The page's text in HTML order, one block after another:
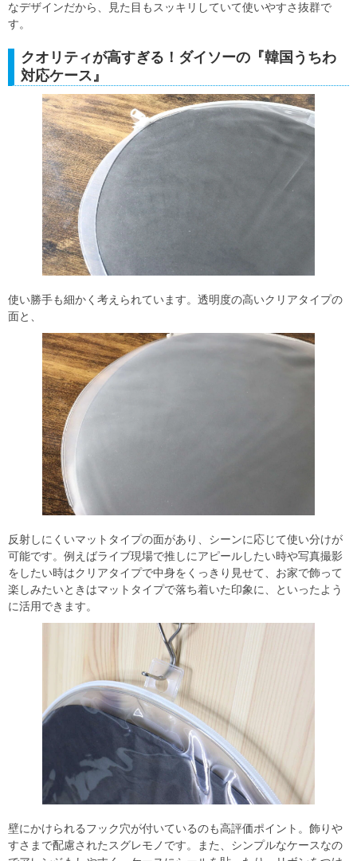
なデザインだから、見た目もスッキリしていて使いやすさ抜群で
す。
クオリティが高すぎる！ダイソーの『韓国うちわ
対応ケース』
使い勝手も細かく考えられています。透明度の高いクリアタイプの
面と、
反射しにくいマットタイプの面があり、シーンに応じて使い分けが
可能です。例えばライブ現場で推しにアピールしたい時や写真撮影
をしたい時はクリアタイプで中身をくっきり見せて、お家で飾って
楽しみたいときはマットタイプで落ち着いた印象に、といったよう
に活用できます。
壁にかけられるフック穴が付いているのも高評価ポイント。飾りや
すさまで配慮されたスグレモノです。また、シンプルなケースなの